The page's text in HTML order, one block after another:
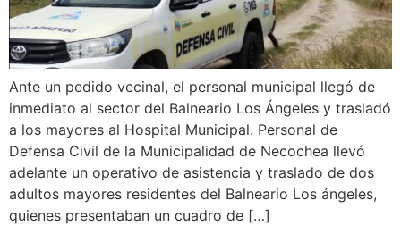
Ante un pedido vecinal, el personal municipal llegó de
inmediato al sector del Balneario Los Ángeles y trasladó
a los mayores al Hospital Municipal. Personal de
Defensa Civil de la Municipalidad de Necochea llevó
adelante un operativo de asistencia y traslado de dos
adultos mayores residentes del Balneario Los ángeles,
quienes presentaban un cuadro de […]